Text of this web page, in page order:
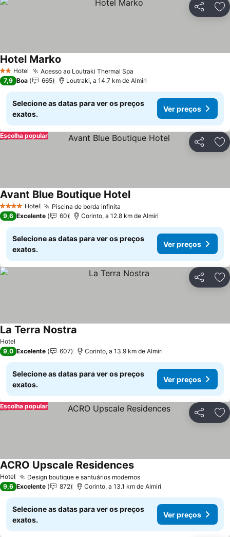
Partilhar
2 Estrelas
Hotel Acesso ao Loutraki Thermal Spa
Hotel Marko
7,9 Boa 665 Loutraki, a 14.7 km de Almiri
Selecione as datas para ver os preços
exatos.
Ver preços
Partilhar
Escolha popular
4 EstrelasHotel Piscina de borda infinita
Avant Blue Boutique Hotel
9,6 Excelente 60 Corinto, a 12.8 km de Almiri
Selecione as datas para ver os preços
exatos.
Ver preços
Partilhar
Hotel
La Terra Nostra
9,0 Excelente 607 Corinto, a 13.9 km de Almiri
Selecione as datas para ver os preços
exatos.
Ver preços
Partilhar
Escolha popular
Hotel Design boutique e santuários modernos
ACRO Upscale Residences
9,6 Excelente 872 Corinto, a 13.1 km de Almiri
Selecione as datas para ver os preços
exatos.
Ver preços